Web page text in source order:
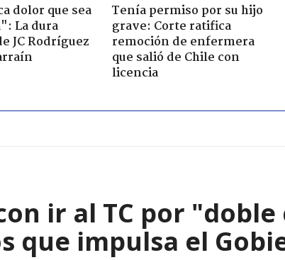
dolor que sea
La dura
JC Rodríguez
Tenía permiso por su hijo
grave: Corte ratifica
remoción de enfermera
que salió de Chile con
licencia
ir al TC por
que impulsa el